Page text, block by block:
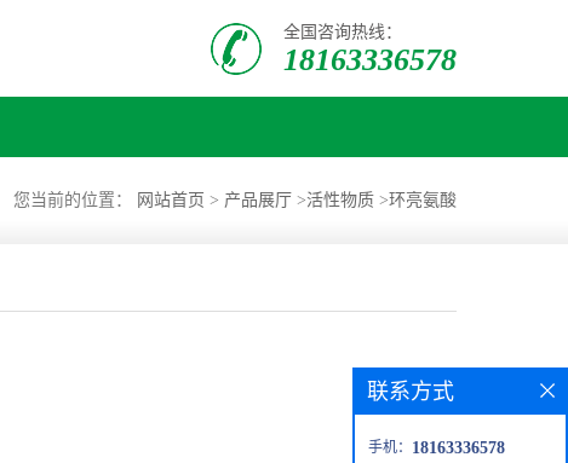
全国咨询热线：
18163336578
您当前的位置： 网站首页 > 产品展厅 >活性物质 >环亮氨酸
联系方式
手机： 18163336578